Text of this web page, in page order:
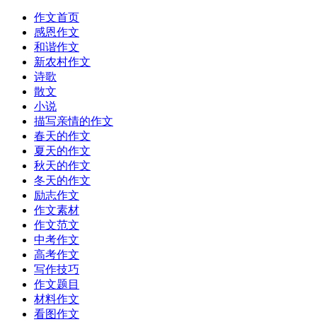
作文首页
感恩作文
和谐作文
新农村作文
诗歌
散文
小说
描写亲情的作文
春天的作文
夏天的作文
秋天的作文
冬天的作文
励志作文
作文素材
作文范文
中考作文
高考作文
写作技巧
作文题目
材料作文
看图作文